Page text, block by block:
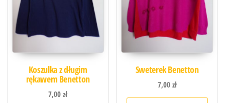
Koszulka z długim
rękawem Benetton
7,00zł
Sweterek Benetton
7,00zł